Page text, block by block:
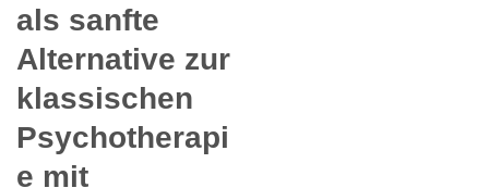
als sanfte
Alternative zur
klassischen
Psychotherapi
e mit